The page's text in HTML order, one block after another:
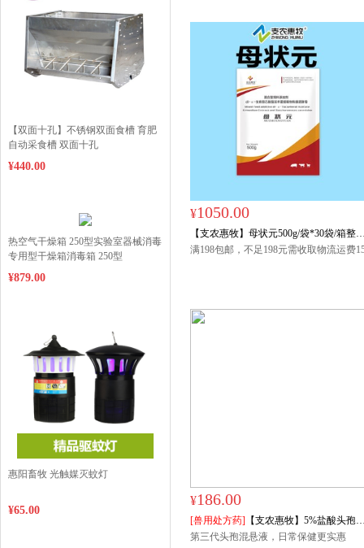
¥1050.00
【支农惠牧】母状元500g/袋*30袋/箱整
购产后乳水奶水后备母猪发情产后无乳
满198包邮，不足198元需收取物流运费
¥186.00
[兽用处方药] 【支农惠牧】5%盐酸头孢
呋混悬液200ml/盒
第三代头孢混悬液，日常保健更实惠
【双面十孔】不锈钢双面食槽 育肥
自动采食槽 双面十孔
¥440.00
热空气干燥箱 250型实验室器械消毒
专用型干燥箱消毒箱 250型
¥879.00
惠阳畜牧 光触媒灭蚊灯
¥65.00